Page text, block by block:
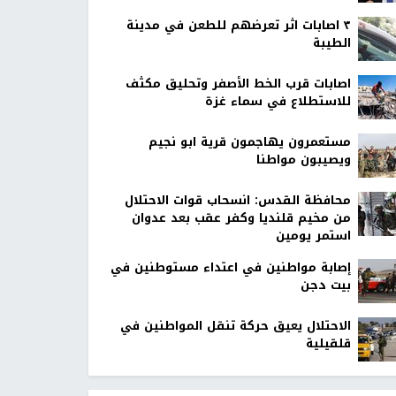
٣ اصابات اثر تعرضهم للطعن في مدينة
الطيبة
اصابات قرب الخط الأصفر وتحليق مكثف
للاستطلاع في سماء غزة
مستعمرون يهاجمون قرية ابو نجيم
ويصيبون مواطنا
محافظة القدس: انسحاب قوات الاحتلال
من مخيم قلنديا وكفر عقب بعد عدوان
استمر يومين
إصابة مواطنين في اعتداء مستوطنين في
بيت دجن
الاحتلال يعيق حركة تنقل المواطنين في
قلقيلية